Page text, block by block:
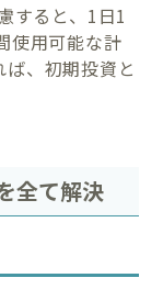
すると、1日1
使用可能な計
、初期投資と
全て解決